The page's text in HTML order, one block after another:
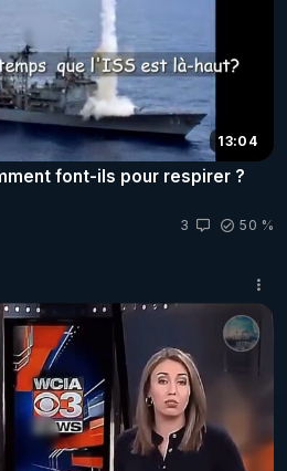
13:04
font-ils pour respirer ?
3 50 %